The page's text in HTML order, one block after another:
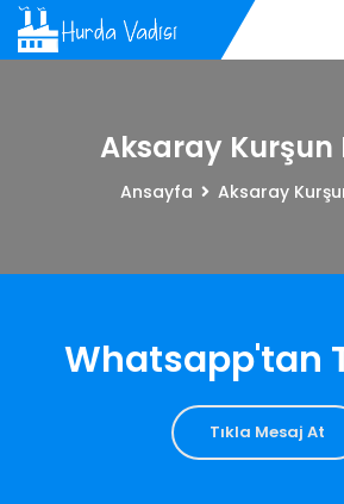
Aksaray Kurşun
Ansayfa Aksaray
Whatsapp'tan
Tıkla Mesaj At